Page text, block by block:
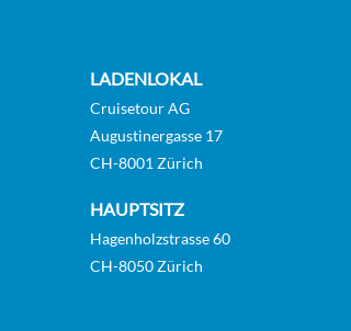
LADENLOKAL
Cruisetour AG
Augustinergasse 17
CH-8001 Zürich
HAUPTSITZ
Hagenholzstrasse 60
CH-8050 Zürich